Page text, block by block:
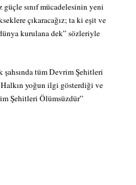
güçle sınıf mücadelesinin yeni
çıkaracağız; ta ki eşit ve
kurulana dek” sözleriyle
şahsında tüm Devrim Şehitleri
Halkın yoğun ilgi gösterdiği ve
Şehitleri Ölümsüzdür”